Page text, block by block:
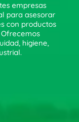
empresas
para asesorar
con productos
higiene,